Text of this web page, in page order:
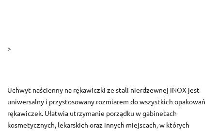
>
Uchwyt naścienny na rękawiczki ze stali nierdzewnej INOX jest
uniwersalny i przystosowany rozmiarem do wszystkich opakowań
rękawiczek. Ułatwia utrzymanie porządku w gabinetach
kosmetycznych, lekarskich oraz innych miejscach, w których